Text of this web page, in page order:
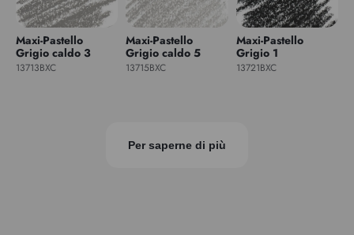
Maxi-Pastello
Grigio caldo 3
13713BXC
Maxi-Pastello
Grigio caldo 5
13715BXC
Maxi-Pastello
Grigio 1
13721BXC
Per saperne di più